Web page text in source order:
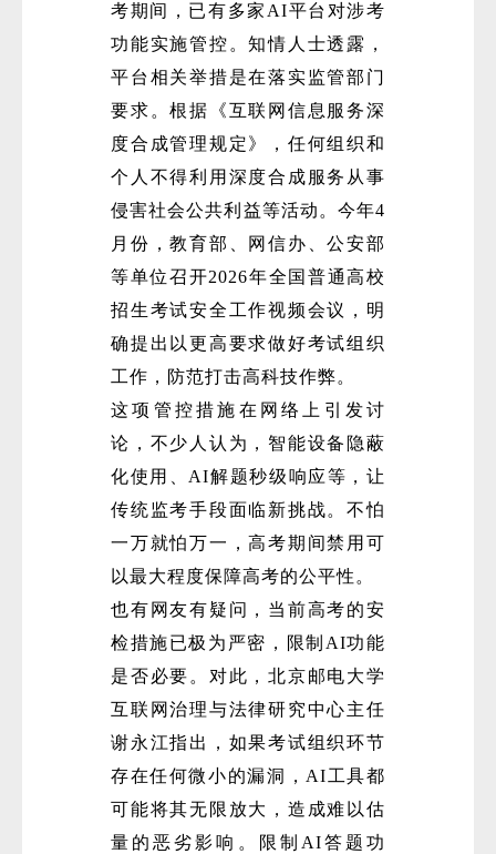
考期间，已有多家AI平台对涉考
功能实施管控。知情人士透露，
平台相关举措是在落实监管部门
要求。根据《互联网信息服务深
度合成管理规定》，任何组织和
个人不得利用深度合成服务从事
侵害社会公共利益等活动。今年4
月份，教育部、网信办、公安部
等单位召开2026年全国普通高校
招生考试安全工作视频会议，明
确提出以更高要求做好考试组织
工作，防范打击高科技作弊。
这项管控措施在网络上引发讨
论，不少人认为，智能设备隐蔽
化使用、AI解题秒级响应等，让
传统监考手段面临新挑战。不怕
一万就怕万一，高考期间禁用可
以最大程度保障高考的公平性。
也有网友有疑问，当前高考的安
检措施已极为严密，限制AI功能
是否必要。对此，北京邮电大学
互联网治理与法律研究中心主任
谢永江指出，如果考试组织环节
存在任何微小的漏洞，AI工具都
可能将其无限放大，造成难以估
量的恶劣影响。限制AI答题功